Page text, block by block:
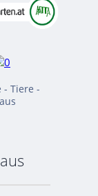
- Tiere -